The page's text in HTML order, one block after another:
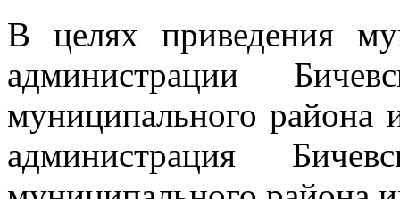
В целях приведения
администрации
муниципального района
администрация